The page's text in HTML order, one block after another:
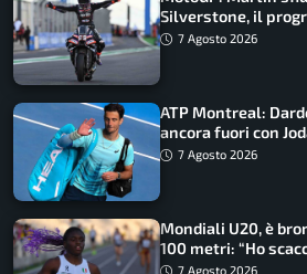
Silverstone, il
7 Agosto 2026
ATP Montreal:
ancora fuori con
7 Agosto 2026
Mondiali U20, è
100 metri: “Ho
7 Agosto 2026